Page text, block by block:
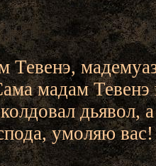
Тевенэ,
мадам Тевенэ
умоляю вас!